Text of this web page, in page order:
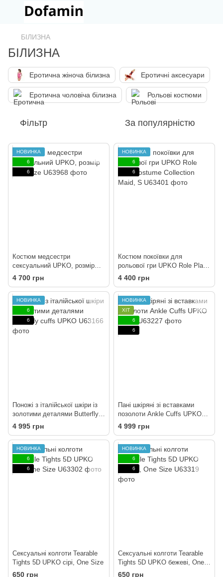
БІЛИЗНА
БІЛИЗНА
Еротична жіноча білизна Еротичні аксесуари
Еротична чоловіча білизна Рольові костюми
Фільтр За популярністю
НОВИНКА
6
6
Костюм медсестри
сексуальний UPKO, розмір
One Size
4 700 грн
НОВИНКА
6
6
Костюм покоївки для
рольової гри UPKO Role Play
Costume Collection Maid, S
4 400 грн
НОВИНКА
6
6
Поножі з італійської шкіри із
золотими деталями Butterfly
cuffs UPKO
4 995 грн
НОВИНКА
ХІТ
6
6
Пані шкіряні зі вставками
позолоти Ankle Cuffs UPKO
size L
4 999 грн
НОВИНКА
6
6
Сексуальні колготи Tearable
Tights 5D UPKO сірі, One Size
650 грн
НОВИНКА
6
6
Сексуальні колготи Tearable
Tights 5D UPKO бежеві, One
Size
650 грн